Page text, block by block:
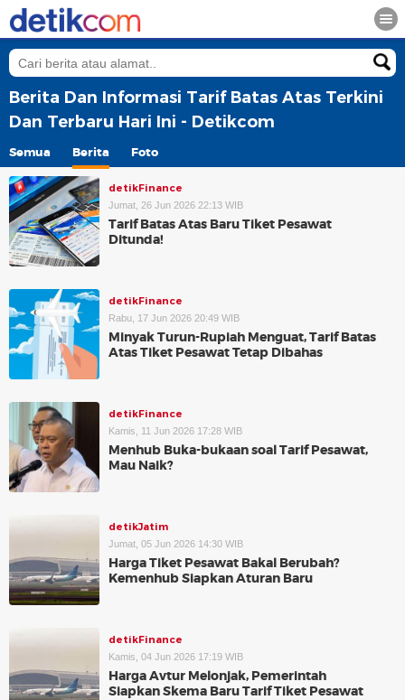
Berita Dan Informasi Tarif Batas Atas Terkini
Dan Terbaru Hari Ini - Detikcom
Semua Berita Foto
detikFinance
Jumat, 26 Jun 2026 22:13 WIB
Tarif Batas Atas Baru Tiket Pesawat
Ditunda!
detikFinance
Rabu, 17 Jun 2026 20:49 WIB
Minyak Turun-Rupiah Menguat, Tarif Batas
Atas Tiket Pesawat Tetap Dibahas
detikFinance
Kamis, 11 Jun 2026 17:28 WIB
Menhub Buka-bukaan soal Tarif Pesawat,
Mau Naik?
detikJatim
Jumat, 05 Jun 2026 14:30 WIB
Harga Tiket Pesawat Bakal Berubah?
Kemenhub Siapkan Aturan Baru
detikFinance
Kamis, 04 Jun 2026 17:19 WIB
Harga Avtur Melonjak, Pemerintah
Siapkan Skema Baru Tarif Tiket Pesawat